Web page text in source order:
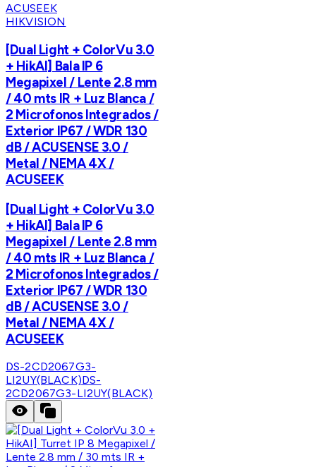
HIKVISION
[Dual Light + ColorVu 3.0
+ HikAI] Bala IP 6
Megapixel / Lente 2.8 mm
/ 40 mts IR + Luz Blanca /
2 Microfonos Integrados /
Exterior IP67 / WDR 130
dB / ACUSENSE 3.0 /
Metal / NEMA 4X /
ACUSEEK
[Dual Light + ColorVu 3.0
+ HikAI] Bala IP 6
Megapixel / Lente 2.8 mm
/ 40 mts IR + Luz Blanca /
2 Microfonos Integrados /
Exterior IP67 / WDR 130
dB / ACUSENSE 3.0 /
Metal / NEMA 4X /
ACUSEEK
DS-2CD2067G3-
LI2UY(BLACK)DS-
2CD2067G3-LI2UY(BLACK)